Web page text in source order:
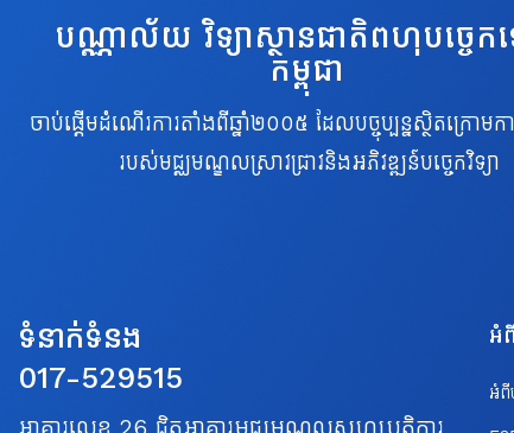
បណ្ណាល័យ វិទ្យាស្ថានជាតិពហុបច្ចេក
កម្ពុជា
ចាប់ផ្តើមដំណើរការតាំងពីឆ្នាំ២០០៥ ដែលបច្ចុប្បន្នស្ថិតក្រោមក
របស់មជ្ឈមណ្ឌលស្រាវជ្រាវនិងអភិវឌ្ឍន៍បច្ចេកវិទ្យា
ទំនាក់ទំនង
017-529515
អំ
អំ